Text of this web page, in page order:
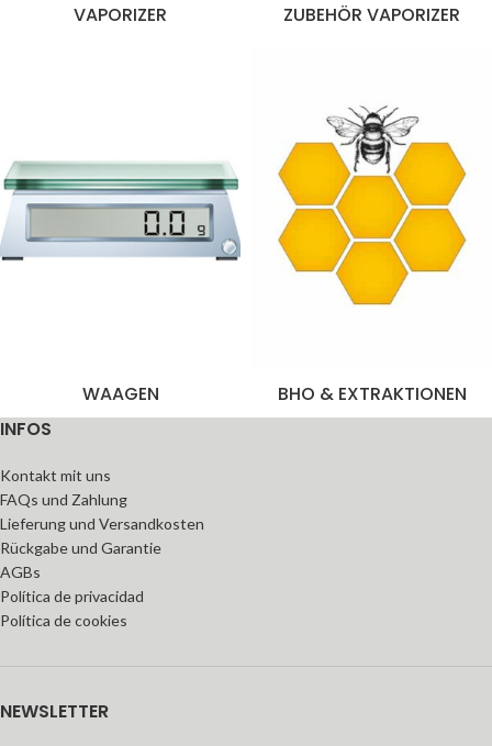
VAPORIZER ZUBEHÖR VAPORIZER
WAAGEN
BHO & EXTRAKTIONEN
INFOS
Kontakt mit uns
FAQs und Zahlung
Lieferung und Versandkosten
Rückgabe und Garantie
AGBs
Política de privacidad
Política de cookies
NEWSLETTER